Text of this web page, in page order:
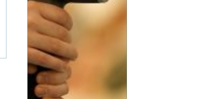
skal den være? Hvilken
type hoppe vil ...